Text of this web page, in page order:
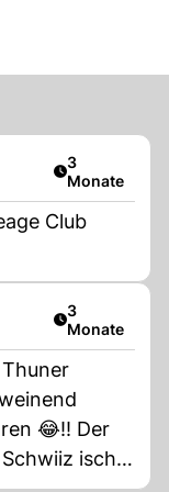
Artikel
3
Monate
Club
Artikel
3
Monate
😂!! Der
isch